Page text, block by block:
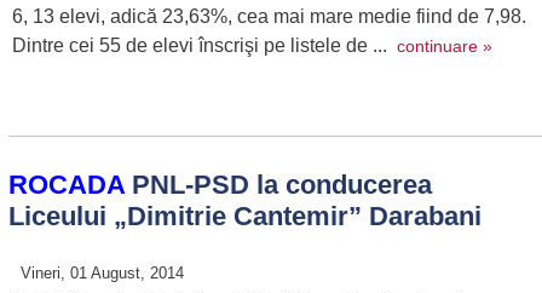
6, 13 elevi, adică 23,63%, cea mai mare medie fiind de 7,98.
Dintre cei 55 de elevi înscrişi pe listele de ... continuare »
ROCADAPNL-PSD la conducerea
Liceului „Dimitrie Cantemir” Darabani
Vineri, 01 August, 2014